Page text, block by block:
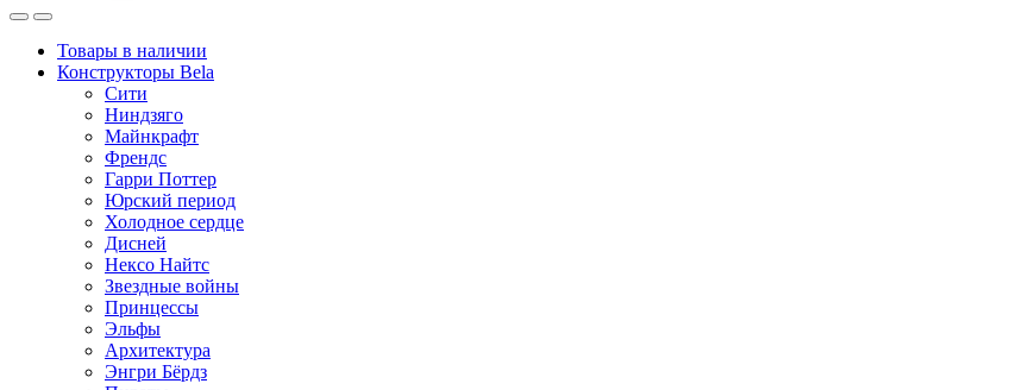
Товары в наличии
Конструкторы Bela
Сити
Ниндзяго
Майнкрафт
Френдс
Гарри Поттер
Юрский период
Холодное сердце
Дисней
Нексо Найтс
Звездные войны
Принцессы
Эльфы
Архитектура
Энгри Бёрдз